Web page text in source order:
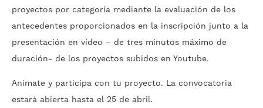
proyectos por categoría mediante la evaluación de los
antecedentes proporcionados en la inscripción junto a la
presentación en vídeo – de tres minutos máximo de
duración- de los proyectos subidos en Youtube.
Anímate y participa con tu proyecto. La convocatoria
estará abierta hasta el 25 de abril.